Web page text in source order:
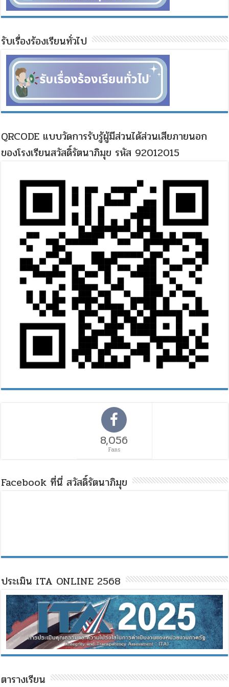
รับเรื่องร้องเรียนทั่วไป
QRCODE แบบวัดการรับรู้ผู้มีส่วนได้ส่วนเสียภายนอก
ของโรงเรียนสวัสดิ์รัตนาภิมุข รหัส 92012015
8,056
Fans
Facebook ที่นี่ สวัสดิ์รัตนาภิมุข
ประเมิน ITA ONLINE 2568
ตารางเรียน